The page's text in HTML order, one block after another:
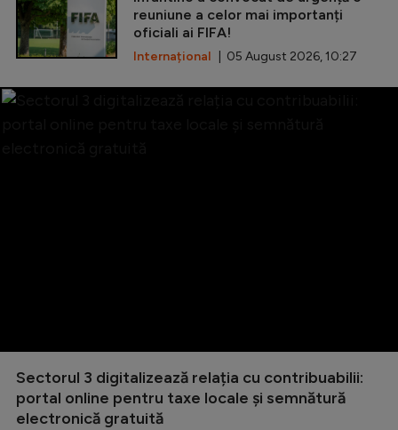
reuniune a celor mai importanți
oficiali ai FIFA!
Internațional | 05 August 2026, 10:27
Sectorul 3 digitalizează relația cu contribuabilii:
portal online pentru taxe locale și semnătură
electronică gratuită